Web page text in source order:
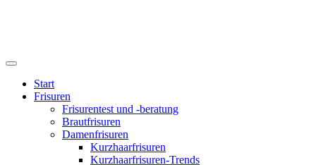
Start
Frisuren
Frisurentest und -beratung
Brautfrisuren
Damenfrisuren
Kurzhaarfrisuren
Kurzhaarfrisuren-Trends